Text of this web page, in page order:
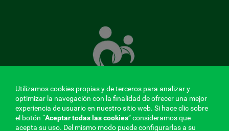
Mutua
que
cuida
de
MENÚ
Utilizamos cookies propias y de terceros para analizar y
optimizar la navegación con la finalidad de ofrecer una mejor
experiencia de usuario en nuestro sitio web. Si hace clic sobre
el botón “Aceptar todas las cookies” consideramos que
acepta su uso. Del mismo modo puede configurarlas a su